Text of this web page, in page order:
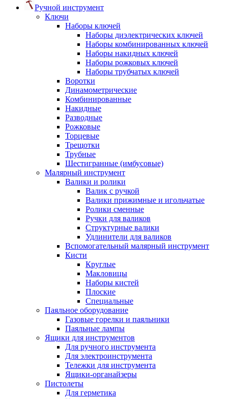
Ручной инструмент
Ключи
Наборы ключей
Наборы диэлектрических ключей
Наборы комбинированных ключей
Наборы накидных ключей
Наборы рожковых ключей
Наборы трубчатых ключей
Воротки
Динамометрические
Комбинированные
Накидные
Разводные
Рожковые
Торцевые
Трещотки
Трубные
Шестигранные (имбусовые)
Малярный инструмент
Валики и ролики
Валик с ручкой
Валики прижимные и игольчатые
Ролики сменные
Ручки для валиков
Структурные валики
Удлинители для валиков
Вспомогательный малярный инструмент
Кисти
Круглые
Макловицы
Наборы кистей
Плоские
Специальные
Паяльное оборудование
Газовые горелки и паяльники
Паяльные лампы
Ящики для инструментов
Для ручного инструмента
Для электроинструмента
Тележки для инструмента
Ящики-органайзеры
Пистолеты
Для герметика